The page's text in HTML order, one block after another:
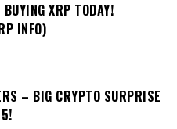
XRP TODAY!
INFO)
– BIG CRYPTO SURPRISE